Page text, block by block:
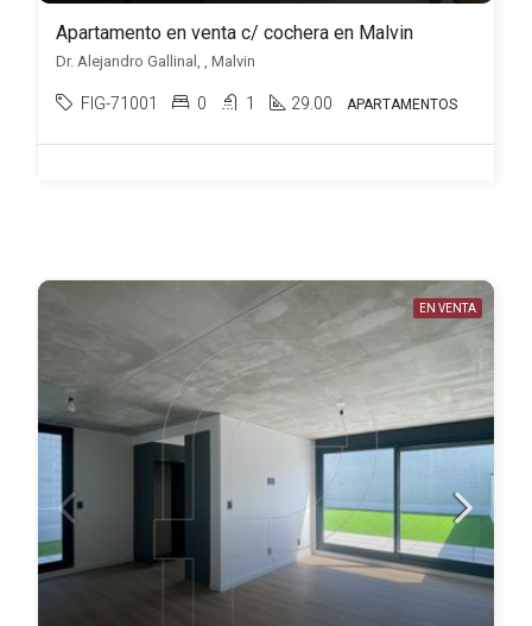
Apartamento en venta c/ cochera en Malvin
Dr. Alejandro Gallinal, , Malvin
FIG-71001 0 1 29.00 APARTAMENTOS
EN VENTA